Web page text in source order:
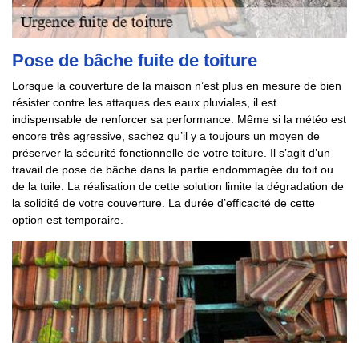
Pose de bâche fuite de toiture
Lorsque la couverture de la maison n’est plus en mesure de bien
résister contre les attaques des eaux pluviales, il est
indispensable de renforcer sa performance. Même si la météo est
encore très agressive, sachez qu’il y a toujours un moyen de
préserver la sécurité fonctionnelle de votre toiture. Il s’agit d’un
travail de pose de bâche dans la partie endommagée du toit ou
de la tuile. La réalisation de cette solution limite la dégradation de
la solidité de votre couverture. La durée d’efficacité de cette
option est temporaire.